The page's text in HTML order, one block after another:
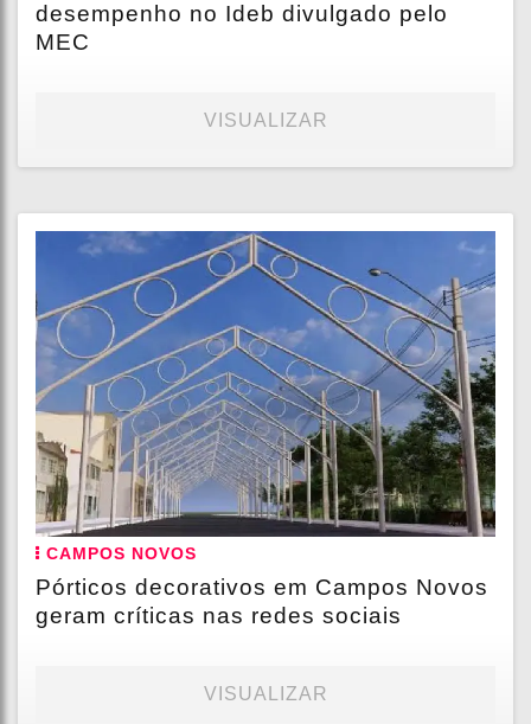
desempenho no Ideb divulgado pelo
MEC
VISUALIZAR
CAMPOS NOVOS
Pórticos decorativos em Campos Novos
geram críticas nas redes sociais
VISUALIZAR